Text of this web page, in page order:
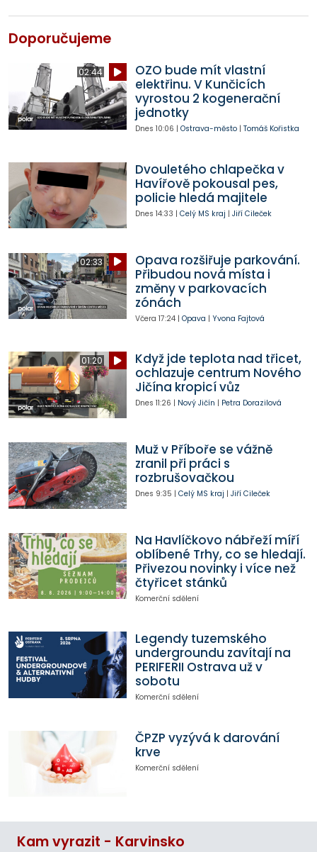
Doporučujeme
02:44
OZO bude mít vlastní
elektřinu. V Kunčicích
vyrostou 2 kogenerační
jednotky
Dnes 10:06 | Ostrava-město| Tomáš Kořistka
Dvouletého chlapečka v
Havířově pokousal pes,
policie hledá majitele
Dnes 14:33 | Celý MS kraj | Jiří Cileček
02:33
Opava rozšiřuje parkování.
Přibudou nová místa i
změny v parkovacích
zónách
Včera 17:24| Opava | Yvona Fajtová
01:20
Když jde teplota nad třicet,
ochlazuje centrum Nového
Jičína kropicí vůz
Dnes 11:26 | Nový Jičín | Petra Dorazilová
Muž v Příboře se vážně
zranil při práci s
rozbrušovačkou
Dnes 9:35 | Celý MS kraj | Jiří Cileček
Na Havlíčkovo nábřeží míří
oblíbené Trhy, co se hledají.
Přivezou novinky i více než
čtyřicet stánků
Komerční sdělení
Legendy tuzemského
undergroundu zavítají na
PERIFERII Ostrava už v
sobotu
Komerční sdělení
ČPZP vyzývá k darování
krve
Komerční sdělení
Kam vyrazit - Karvinsko